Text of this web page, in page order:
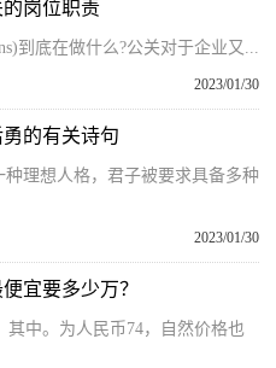
岗位职责
到底在做什么?公关对于企业又...
2023/01/30
的有关诗句
理想人格，君子被要求具备多种
2023/01/30
宜要多少万？
其中。为人民币74，自然价格也